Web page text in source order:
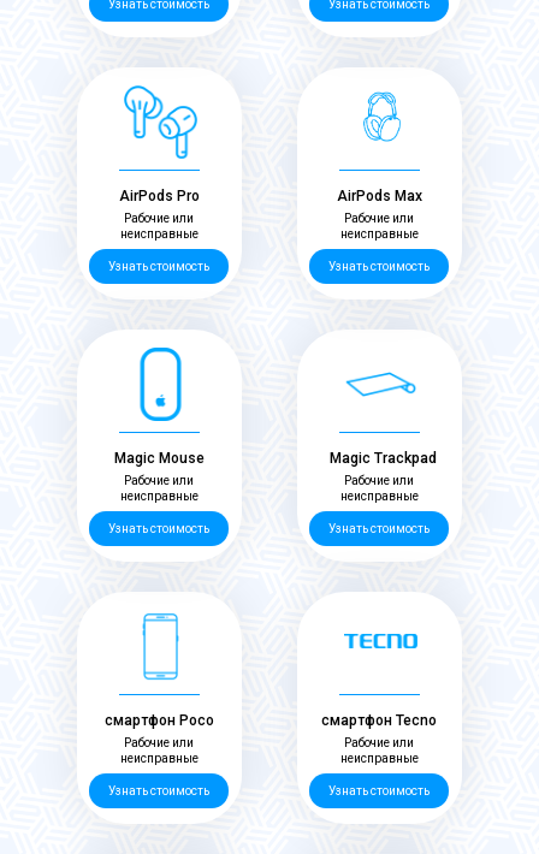
Узнать стоимость
Magic Trackpad
Рабочие или
неисправные
Узнать стоимость
Рабочие или
неисправные
AirPods Max
Узнать стоимость
Рабочие или
неисправные
смартфон Tecno
Узнать стоимость
Рабочие или
неисправные
смартфон Poco
AirPods Pro
Узнать стоимость
Рабочие или
неисправные
Узнать стоимость
Magic Mouse
Рабочие или
неисправные
Узнать стоимость
Узнать стоимость